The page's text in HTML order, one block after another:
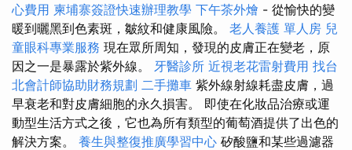
心費用 柬埔寨簽證快速辦理教學 下午茶外燴 - 從愉快的變
暖到曬黑到色素斑，皺紋和健康風險。 老人養護 單人房 兒
童眼科專業服務 現在眾所周知，發現的皮膚正在變老，原
因之一是暴露於紫外線。 牙醫診所 近視老花雷射費用 找台
北會計師協助財務規劃 二手攤車 紫外線射線耗盡皮膚，過
早衰老和對皮膚細胞的永久損害。 即使在化妝品治療或運
動型生活方式之後，它也為所有類型的葡萄酒提供了出色的
解決方案。 養生與整復推廣學習中心 矽酸鹽和某些過濾器